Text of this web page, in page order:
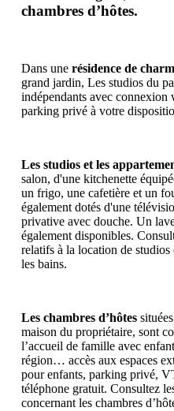
chambres d’hôtes.
Dans une résidence de
grand jardin, Les studios du
indépendants avec
parking privé à votre
Les studios et les
salon, d'une kitchenette
un frigo, une cafetière et un
également dotés d'une
privative avec douche. Un
également disponibles.
relatifs à la location de studios
les bains.
Les chambres d’hôtes
maison du propriétaire, sont
l’accueil de famille avec
région… accès aux espaces
pour enfants, parking privé,
téléphone gratuit. Consultez
concernant les chambres